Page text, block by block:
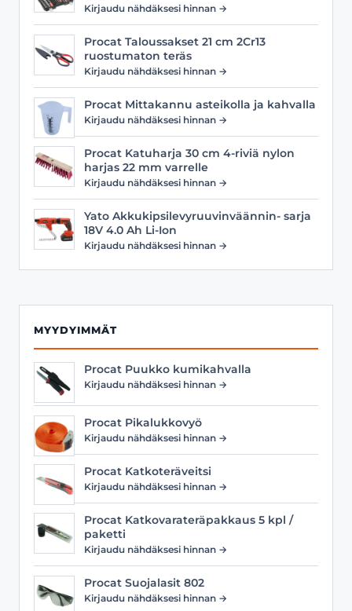
Kirjaudu nähdäksesi hinnan →
Procat Taloussakset 21 cm 2Cr13
ruostumaton teräs
Kirjaudu nähdäksesi hinnan →
Procat Mittakannu asteikolla ja kahvalla
Kirjaudu nähdäksesi hinnan →
Procat Katuharja 30 cm 4-riviä nylon
harjas 22 mm varrelle
Kirjaudu nähdäksesi hinnan →
Yato Akkukipsilevyruuvinväännin- sarja
18V 4.0 Ah Li-Ion
Kirjaudu nähdäksesi hinnan →
MYYDYIMMÄT
Procat Puukko kumikahvalla
Kirjaudu nähdäksesi hinnan →
Procat Pikalukkovyö
Kirjaudu nähdäksesi hinnan →
Procat Katkoteräveitsi
Kirjaudu nähdäksesi hinnan →
Procat Katkovarateräpakkaus 5 kpl /
paketti
Kirjaudu nähdäksesi hinnan →
Procat Suojalasit 802
Kirjaudu nähdäksesi hinnan →